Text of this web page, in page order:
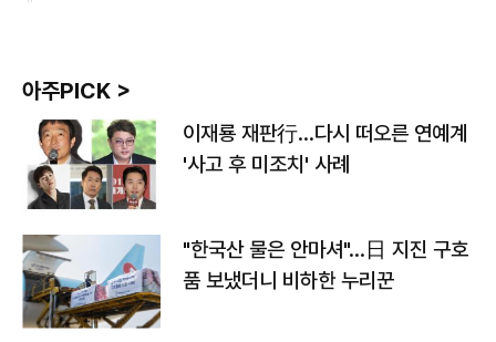
아주PICK >
이재룡 재판行…다시 떠오른 연예계
'사고 후 미조치' 사례
"한국산 물은 안마셔"…日 지진 구호
품 보냈더니 비하한 누리꾼